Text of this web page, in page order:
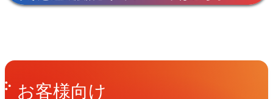
Get in Touchお問い合わせ
お客様向け